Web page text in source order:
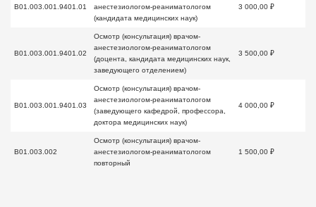
B01.003.001.9401.01
анестезиологом-реаниматологом
(кандидата медицинских наук)
3 000,00 ₽
B01.003.001.9401.02
Осмотр (консультация) врачом-
анестезиологом-реаниматологом
(доцента, кандидата медицинских наук,
заведующего отделением)
3 500,00 ₽
B01.003.001.9401.03
Осмотр (консультация) врачом-
анестезиологом-реаниматологом
(заведующего кафедрой, профессора,
доктора медицинских наук)
4 000,00 ₽
B01.003.002
Осмотр (консультация) врачом-
анестезиологом-реаниматологом
повторный
1 500,00 ₽